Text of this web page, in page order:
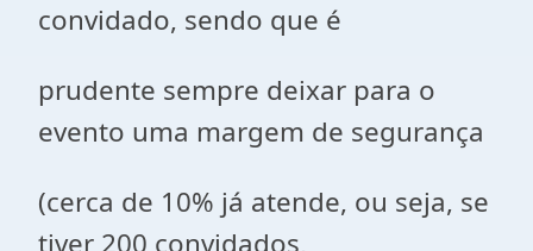
convidado, sendo que é
prudente sempre deixar para o
evento uma margem de segurança
(cerca de 10% já atende, ou seja, se
tiver 200 convidados,